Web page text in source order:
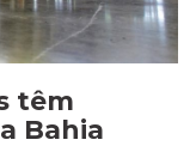
têm
Bahia